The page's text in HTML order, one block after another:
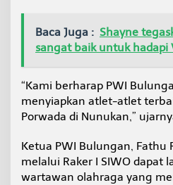
Baca Juga : Shayne
sangat baik untuk hadapi
“Kami berharap PWI
menyiapkan atlet-atlet
Porwada di Nunukan,”
Ketua PWI Bulungan, Fathu
melalui Raker I SIWO dapat
wartawan olahraga yang